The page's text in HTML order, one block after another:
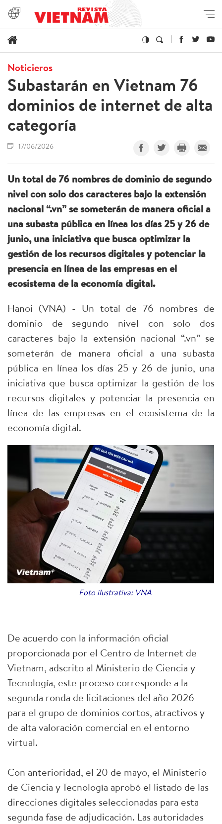
Noticieros
Subastarán en Vietnam 76
dominios de internet de alta
categoría
17/06/2026
Un total de 76 nombres de dominio de segundo
nivel con solo dos caracteres bajo la extensión
nacional “.vn” se someterán de manera oficial a
una subasta pública en línea los días 25 y 26 de
junio, una iniciativa que busca optimizar la
gestión de los recursos digitales y potenciar la
presencia en línea de las empresas en el
ecosistema de la economía digital.
Hanoi (VNA) - Un total de 76 nombres de
dominio de segundo nivel con solo dos
caracteres bajo la extensión nacional “.vn” se
someterán de manera oficial a una subasta
pública en línea los días 25 y 26 de junio, una
iniciativa que busca optimizar la gestión de los
recursos digitales y potenciar la presencia en
línea de las empresas en el ecosistema de la
economía digital.
Foto ilustrativa: VNA
De acuerdo con la información oficial
proporcionada por el Centro de Internet de
Vietnam, adscrito al Ministerio de Ciencia y
Tecnología, este proceso corresponde a la
segunda ronda de licitaciones del año 2026
para el grupo de dominios cortos, atractivos y
de alta valoración comercial en el entorno
virtual.
Con anterioridad, el 20 de mayo, el Ministerio
de Ciencia y Tecnología aprobó el listado de las
direcciones digitales seleccionadas para esta
segunda fase de adjudicación. Las autoridades